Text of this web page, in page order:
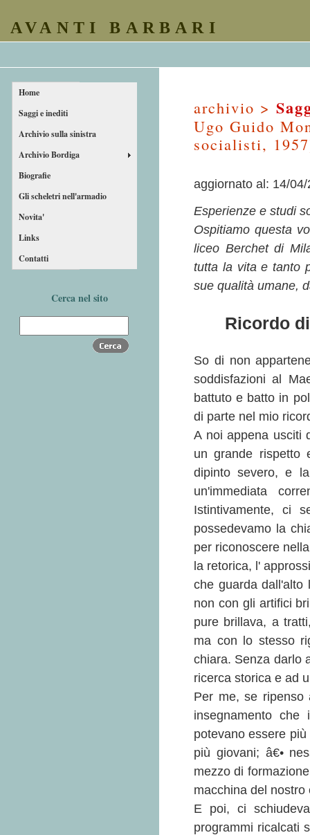
AVANTI BARBARI
Home
Saggi e inediti
Archivio sulla sinistra
Archivio Bordiga
Biografie
Gli scheletri nell'armadio
Novita'
Links
Contatti
Cerca nel sito
archivio >
Ugo Guido
socialisti,
aggiornato al: 14/04/
Esperienze e studi
Ospitiamo questa
liceo Berchet di
tutta la vita e tanto
sue qualità umane,
Ricordo
So di non
soddisfazioni al
battuto e batto in
di parte nel mio
A noi appena usciti
un grande rispetto
dipinto severo, e
un'immediata
Istintivamente, ci
possedevamo la
per riconoscere
la retorica, l'
che guarda dall'alto
non con gli artifici
pure brillava, a
ma con lo stesso
chiara. Senza darlo
ricerca storica e ad
Per me, se
insegnamento
potevano essere
più giovani; â€•
mezzo di
macchina del nostro
E poi, ci
programmi ricalcati